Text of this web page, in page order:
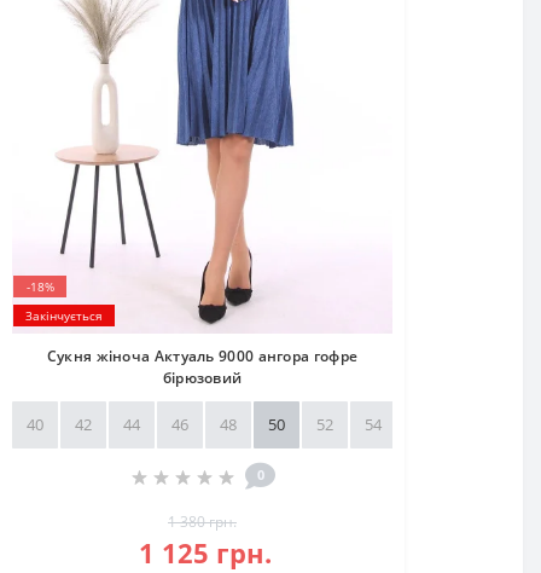
-18%
Закінчується
Сукня жіноча Актуаль 9000 ангора гофре
бірюзовий
40 42 44 46 48 50 52 54
0
1 380 грн.
1 125 грн.